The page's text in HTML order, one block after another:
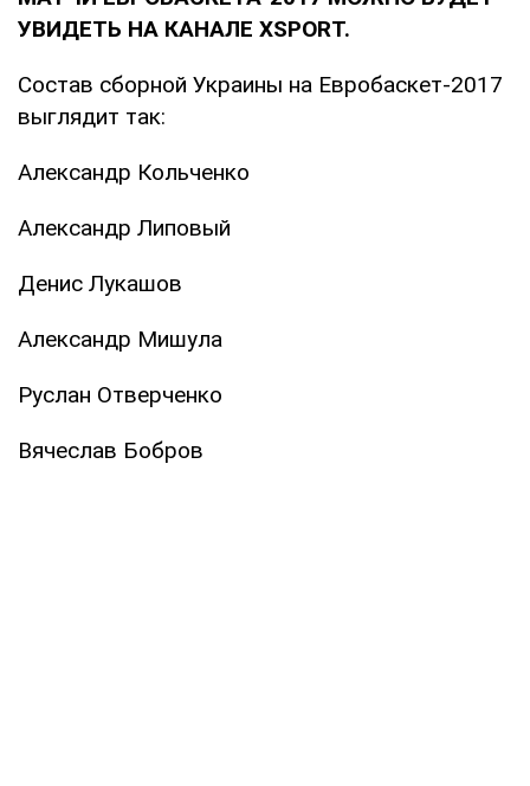
УВИДЕТЬ НА КАНАЛЕ XSPORT.
Состав сборной Украины на Евробаскет-2017
выглядит так:
Александр Кольченко
Александр Липовый
Денис Лукашов
Александр Мишула
Руслан Отверченко
Вячеслав Бобров